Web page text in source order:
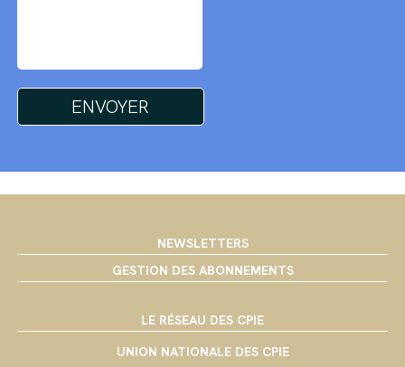
NEWSLETTERS
GESTION DES ABONNEMENTS
LE RÉSEAU DES CPIE
UNION NATIONALE DES CPIE